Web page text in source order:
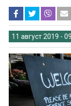
11 август 2019 -